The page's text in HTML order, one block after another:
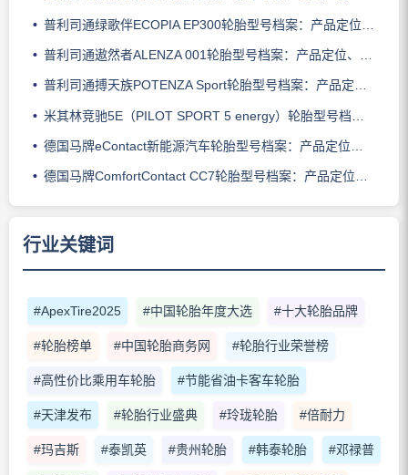
普利司通绿歌伴ECOPIA EP300轮胎型号档案：产品定位、核心技术、适用车型与使用场景
普利司通遨然者ALENZA 001轮胎型号档案：产品定位、核心技术、适用车型与使用场景
普利司通搏天族POTENZA Sport轮胎型号档案：产品定位、核心技术、适用车型与使用场景
米其林竞驰5E（PILOT SPORT 5 energy）轮胎型号档案：产品定位、核心技术、适用车型与使用场景
德国马牌eContact新能源汽车轮胎型号档案：产品定位、核心技术、适用车型与使用场景
德国马牌ComfortContact CC7轮胎型号档案：产品定位、核心技术、适用车型与使用场景
行业关键词
#ApexTire2025 #中国轮胎年度大选 #十大轮胎品牌
#轮胎榜单 #中国轮胎商务网 #轮胎行业荣誉榜
#高性价比乘用车轮胎 #节能省油卡客车轮胎
#天津发布 #轮胎行业盛典 #玲珑轮胎 #倍耐力
#玛吉斯 #泰凯英 #贵州轮胎 #韩泰轮胎 #邓禄普